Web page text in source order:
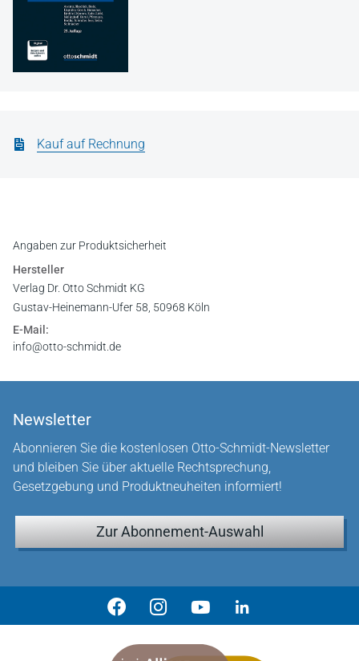
Kauf auf Rechnung
Angaben zur Produktsicherheit
Hersteller
Verlag Dr. Otto Schmidt KG
Gustav-Heinemann-Ufer 58, 50968 Köln
E-Mail:
info@otto-schmidt.de
Newsletter
Abonnieren Sie die kostenlosen Otto-Schmidt-Newsletter
und bleiben Sie über aktuelle Rechtsprechung,
Gesetzgebung und Produktneuheiten informiert!
Zur Abonnement-Auswahl